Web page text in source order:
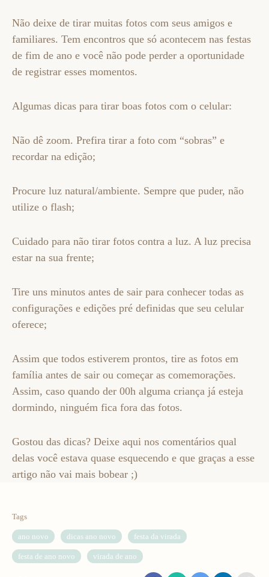
Não deixe de tirar muitas fotos com seus amigos e
familiares. Tem encontros que só acontecem nas festas
de fim de ano e você não pode perder a oportunidade
de registrar esses momentos.
Algumas dicas para tirar boas fotos com o celular:
Não dê zoom. Prefira tirar a foto com “sobras” e
recordar na edição;
Procure luz natural/ambiente. Sempre que puder, não
utilize o flash;
Cuidado para não tirar fotos contra a luz. A luz precisa
estar na sua frente;
Tire uns minutos antes de sair para conhecer todas as
configurações e edições pré definidas que seu celular
oferece;
Assim que todos estiverem prontos, tire as fotos em
família antes de sair ou começar as comemorações.
Assim, caso quando der 00h alguma criança já esteja
dormindo, ninguém fica fora das fotos.
Gostou das dicas? Deixe aqui nos comentários qual
delas você estava quase esquecendo e que graças a esse
artigo não vai mais bobear ;)
Tags
ano novo dicas ano novo festa da virada
festa de ano novo virada de ano